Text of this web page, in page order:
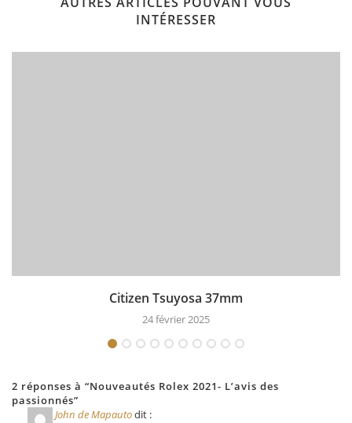
INTÉRESSER
Citizen Tsuyosa 37mm
24 février 2025
2 réponses à “Nouveautés Rolex 2021- L’avis des
passionnés”
John de Mapautodit :